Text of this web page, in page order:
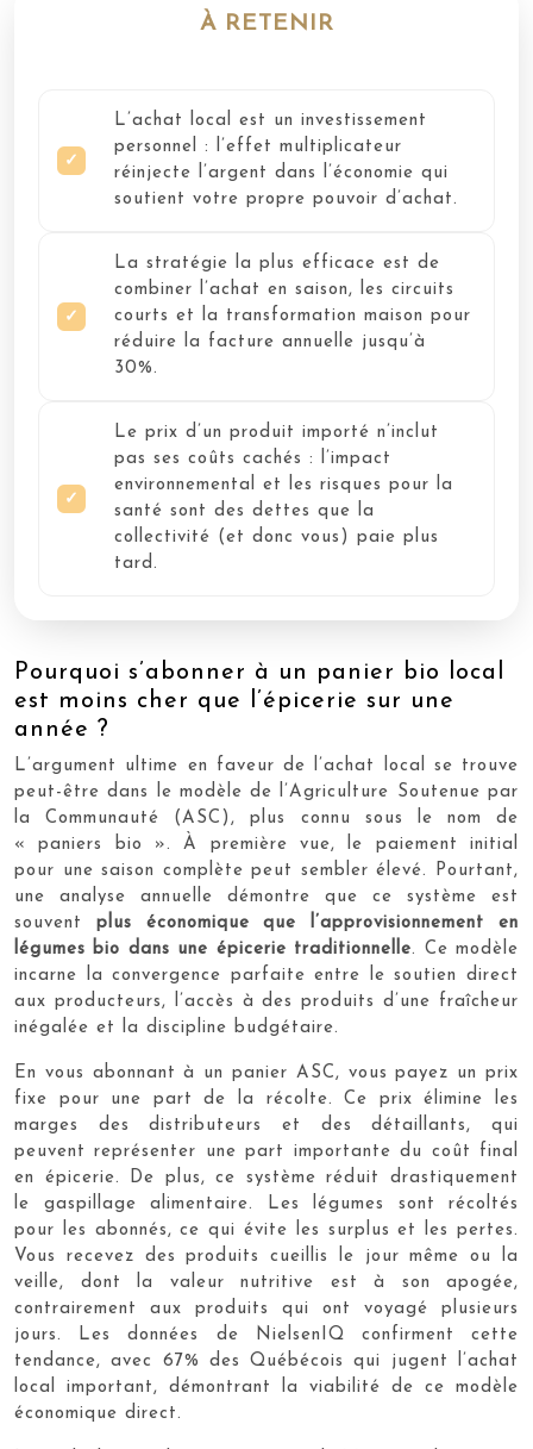
À RETENIR
L’achat local est un investissement
personnel : l’effet multiplicateur
réinjecte l’argent dans l’économie qui
soutient votre propre pouvoir d’achat.
La stratégie la plus efficace est de
combiner l’achat en saison, les circuits
courts et la transformation maison pour
réduire la facture annuelle jusqu’à
30%.
Le prix d’un produit importé n’inclut
pas ses coûts cachés : l’impact
environnemental et les risques pour la
santé sont des dettes que la
collectivité (et donc vous) paie plus
tard.
Pourquoi s’abonner à un panier bio local
est moins cher que l’épicerie sur une
année ?
L’argument ultime en faveur de l’achat local se trouve
peut-être dans le modèle de l’Agriculture Soutenue par
la Communauté (ASC), plus connu sous le nom de
« paniers bio ». À première vue, le paiement initial
pour une saison complète peut sembler élevé. Pourtant,
une analyse annuelle démontre que ce système est
souvent plus économique que l’approvisionnement en
légumes bio dans une épicerie traditionnelle. Ce modèle
incarne la convergence parfaite entre le soutien direct
aux producteurs, l’accès à des produits d’une fraîcheur
inégalée et la discipline budgétaire.
En vous abonnant à un panier ASC, vous payez un prix
fixe pour une part de la récolte. Ce prix élimine les
marges des distributeurs et des détaillants, qui
peuvent représenter une part importante du coût final
en épicerie. De plus, ce système réduit drastiquement
le gaspillage alimentaire. Les légumes sont récoltés
pour les abonnés, ce qui évite les surplus et les pertes.
Vous recevez des produits cueillis le jour même ou la
veille, dont la valeur nutritive est à son apogée,
contrairement aux produits qui ont voyagé plusieurs
jours. Les données de NielsenIQ confirment cette
tendance, avec 67% des Québécois qui jugent l’achat
local important, démontrant la viabilité de ce modèle
économique direct.